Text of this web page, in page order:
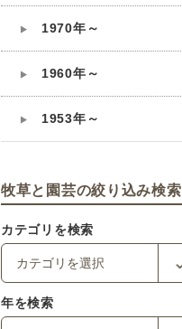
1970年～
1960年～
1953年～
牧草と園芸の絞り込み検索
カテゴリを検索
年を検索